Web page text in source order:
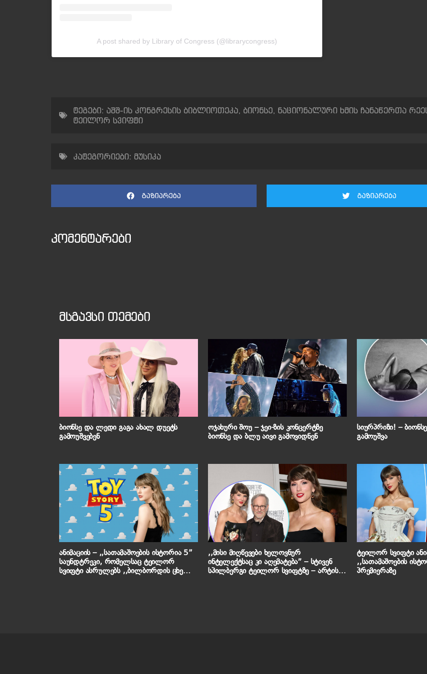
A post shared by Library of Congress (@librarycongress)
ტეგები: აშშ-ის კონგრესის ბიბლიოთეკა, ბიონსე, ნაციონალური ხმის ჩანაწერთა
ტეილორ სვიფტი
კატეგორიები: მუსიკა
გაზიარება გაზიარება
კომენტარები
მსგავსი თემები
ბიონსე და ლედი გაგა ახალ დუეტს
გამოუშვებენ
ოჯახური შოუ – ჯეი-ზის კონცერტზე
ბიონსე და ბლუ აივი გამოვიდნენ
სიურპრიზი! –
გამოუშვა
ანიმაციის – ,,სათამაშოების ისტორია 5”
საუნდტრეკი, რომელსაც ტეილორ
სვიფტი ასრულებს ,,ბილბორდის ცხელი
,,მისი მიღწევები ხელოვნურ
ინტელექტსაც კი აღემატება” – სტივენ
სპილბერგი ტეილორ სვიფტზე – არტისტი
ტეილორ სვიფტი
,,სათამაშოების
პრემიერაზე